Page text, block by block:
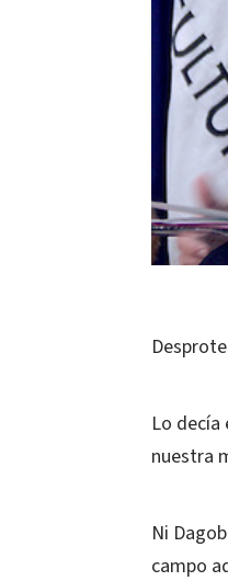
Lo
nuestra
Ni
campo